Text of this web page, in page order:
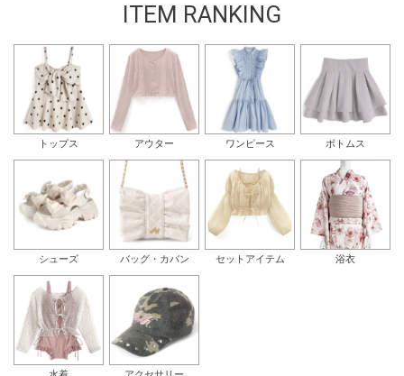
ITEM RANKING
トップス アウター ワンピース ボトムス
シューズ バッグ・カバン セットアイテム 浴衣